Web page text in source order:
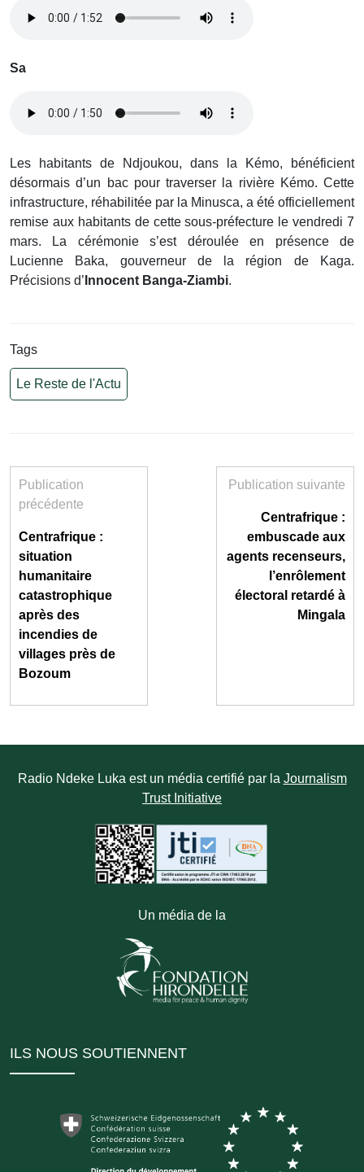
Sa
Les habitants de Ndjoukou, dans la Kémo, bénéficient
désormais d’un bac pour traverser la rivière Kémo. Cette
infrastructure, réhabilitée par la Minusca, a été officiellement
remise aux habitants de cette sous-préfecture le vendredi 7
mars. La cérémonie s’est déroulée en présence de
Lucienne Baka, gouverneur de la région de Kaga.
Précisions d’ Innocent Banga-Ziambi.
Tags
Le Reste de l'Actu
Publication
précédente
Centrafrique :
situation
humanitaire
catastrophique
après des
incendies de
villages près de
Bozoum
Publication suivante
Centrafrique :
embuscade aux
agents recenseurs,
l’enrôlement
électoral retardé à
Mingala
Radio Ndeke Luka est un média certifié par la Journalism
Trust Initiative
Un média de la
ILS NOUS SOUTIENNENT